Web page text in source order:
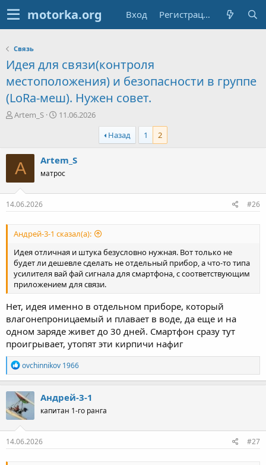
Вход Регистрация
Связь
Идея для связи(контроля
местоположения) и безопасности в группе
(LoRa-меш). Нужен совет.
А
р
т
ы
Artem_S
Д
н
ч
11.06.2026
Назад
1 2
A Artem_S
матрос
14.06.2026 #26
Андрей-3-1 сказал(а):
Идея отличная и штука безусловно нужная. Вот только не
будет ли дешевле сделать не отдельный прибор, а что-то типа
усилителя вай фай сигнала для смартфона, с соответствующим
приложением для связи.
Нет, идея именно в отдельном приборе, который
влагонепроницаемый и плавает в воде, да еще и на
одном заряде живет до 30 дней. Смартфон сразу тут
проигрывает, утопят эти кирпичи нафиг
Р
е
а
к
ц
и
и
:
ovchinnikov 1966
Андрей-3-1
капитан 1-го ранга
14.06.2026 #27